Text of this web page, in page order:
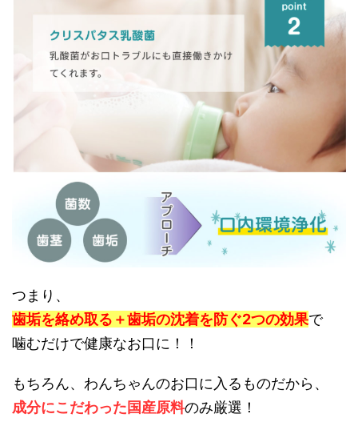
つまり、
歯垢を絡め取る＋歯垢の沈着を防ぐ2つの効果で
噛むだけで健康なお口に！！
もちろん、わんちゃんのお口に入るものだから、
成分にこだわった国産原料のみ厳選！